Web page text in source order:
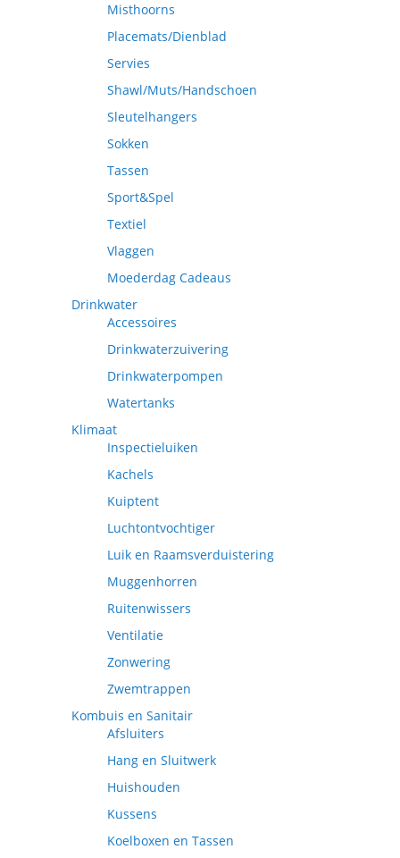
Misthoorns
Placemats/Dienblad
Servies
Shawl/Muts/Handschoen
Sleutelhangers
Sokken
Tassen
Sport&Spel
Textiel
Vlaggen
Moederdag Cadeaus
Drinkwater
Accessoires
Drinkwaterzuivering
Drinkwaterpompen
Watertanks
Klimaat
Inspectieluiken
Kachels
Kuiptent
Luchtontvochtiger
Luik en Raamsverduistering
Muggenhorren
Ruitenwissers
Ventilatie
Zonwering
Zwemtrappen
Kombuis en Sanitair
Afsluiters
Hang en Sluitwerk
Huishouden
Kussens
Koelboxen en Tassen